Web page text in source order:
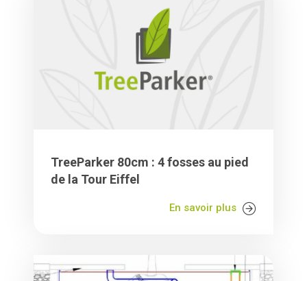
TreeParker 80cm : 4 fosses au pied
de la Tour Eiffel
En savoir plus